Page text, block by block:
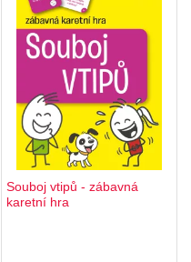
Souboj vtipů - zábavná
karetní hra